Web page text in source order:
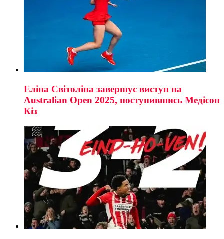
Еліна Світоліна завершує виступ на
Australian Open 2025, поступившись Медісон
Кіз